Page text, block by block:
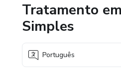
Tratamento
Simples
Português